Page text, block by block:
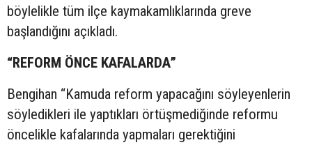
böylelikle tüm ilçe kaymakamlıklarında greve
başlandığını açıkladı.
“REFORM ÖNCE KAFALARDA”
Bengihan “Kamuda reform yapacağını söyleyenlerin
söyledikleri ile yaptıkları örtüşmediğinde reformu
öncelikle kafalarında yapmaları gerektiğini